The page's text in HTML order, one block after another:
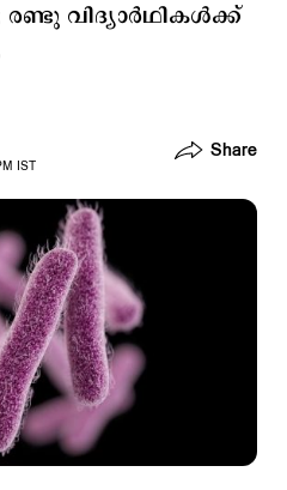
വിദ്യാര്‍ഥികള്‍ക്ക്
IST
Share